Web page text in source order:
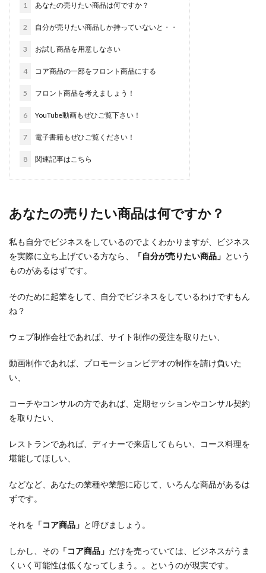
1 あなたの売りたい商品は何ですか？
2 自分が売りたい商品しか持っていないと・・
3 お試し商品を用意しなさい
4 コア商品の一部をフロント商品にする
5 フロント商品を考えましょう！
6 YouTube動画もぜひご覧下さい！
7 電子書籍もぜひご覧ください！
8 関連記事はこちら
あなたの売りたい商品は何ですか？
私も自分でビジネスをしているのでよくわかりますが、ビジネス
を実際に立ち上げている方なら、
「自分が売りたい商品」 という
ものがあるはずです。
そのために起業をして、自分でビジネスをしているわけですもん
ね？
ウェブ制作会社であれば、サイト制作の受注を取りたい、
動画制作であれば、プロモーションビデオの制作を請け負いた
い、
コーチやコンサルの方であれば、定期セッションやコンサル契約
を取りたい、
レストランであれば、ディナーで来店してもらい、コース料理を
堪能してほしい、
などなど、あなたの業種や業態に応じて、いろんな商品があるは
ずです。
それを 「コア商品」 と呼びましょう。
しかし、その 「コア商品」 だけを売っていては、ビジネスがうま
くいく可能性は低くなってしまう。。というのが現実です。